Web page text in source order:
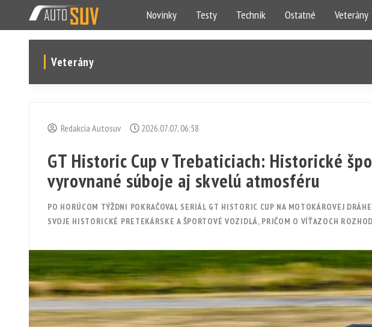
Novinky Testy Technik Ostatné Veterány
Veterány
Redakcia Autosuv 2026.07.07, 06:58
GT Historic Cup v Trebaticiach: Historické
vyrovnané súboje aj skvelú atmosféru
PO HORÚCOM TÝŽDNI POKRAČOVAL SERIÁL GT HISTORIC CUP NA MOTOKÁROVEJ
SVOJE HISTORICKÉ PRETEKÁRSKE A ŠPORTOVÉ VOZIDLÁ, PRIČOM O VÍŤAZOCH